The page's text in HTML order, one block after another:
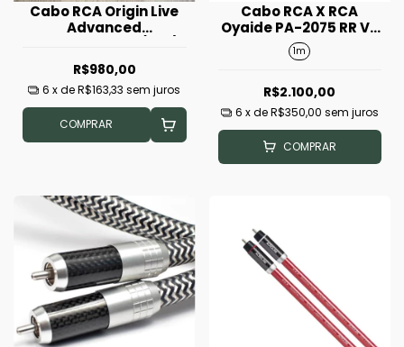
Cabo RCA Origin Live
Advanced
R$980,00
6 x deR$163,33 sem juros
COMPRAR
Cabo RCA X RCA
Oyaide PA-2075 RR V2
1m
1m
R$2.100,00
6 x deR$350,00 sem juros
COMPRAR